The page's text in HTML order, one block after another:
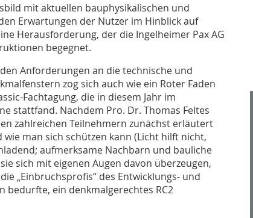
mit aktuellen bauphysikalischen und
Erwartungen der Nutzer im Hinblick auf
Herausforderung, der die Ingel­heimer Pax AG
begegnet.
Anforderungen an die technische und
zog sich auch wie ein Roter Faden
Fachtagung, die in diesem Jahr im
stattfand. Nachdem Pro. Dr. Thomas Feltes
zahlreichen Teilnehmern zunächst erläutert
man sich schützen kann (Licht hilft nicht,
aufmerksame Nachbarn und bauliche
sich mit eigenen Augen davon überzeugen,
„Einbruchsprofis“ des Entwicklungs- und
bedurfte, ein denkmalgerechtes RC2